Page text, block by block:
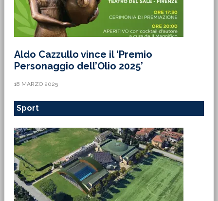
Aldo Cazzullo vince il ‘Premio
Personaggio dell’Olio 2025’
18 MARZO 2025
Sport